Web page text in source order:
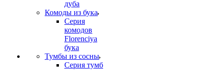
дуба
Комоды из бука
Серия
комодов
Florenciya
бука
Тумбы из сосны
Серия тумб